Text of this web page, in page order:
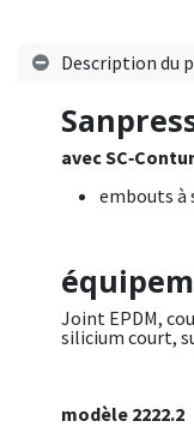
Description du
avec SC‑Contur
embouts à
Joint EPDM,
silicium court,
modèle 2222.2